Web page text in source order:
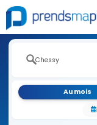
Au mois